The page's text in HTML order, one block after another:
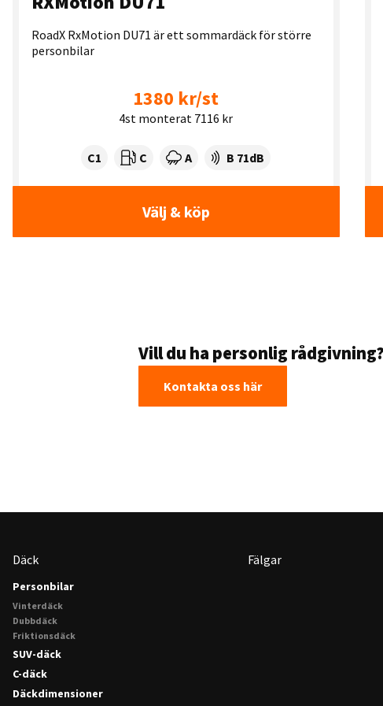
RoadX RxMotion DU71 är ett sommardäck för större
personbilar
1380 kr/st
4st monterat 7116 kr
Tyre class:
C1 Rullmotstånd:
C Våtgrepp:
A Ljudnivå dB:
B 71dB
Välj & köp
Vill du ha personlig rådgivning?
Kontakta oss här
Däck
Personbilar
Vinterdäck
Dubbdäck
Friktionsdäck
SUV-däck
C-däck
Däckdimensioner
Fälgar